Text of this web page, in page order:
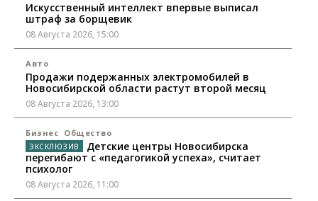
Искусственный интеллект впервые выписал
штраф за борщевик
08 Августа 2026, 15:00
Авто
Продажи подержанных электромобилей в
Новосибирской области растут второй месяц
08 Августа 2026, 13:00
Бизнес Общество
Детские центры Новосибирска
перегибают с «педагогикой успеха», считает
психолог
08 Августа 2026, 11:00